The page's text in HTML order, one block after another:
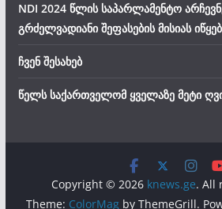
NDI 2024 წლის საპარლამენტო
გრძელვადიანი შეფასების მისიას
ჩვენ შესახებ
წელს საქართველომ ყველაზე მეტი
Copyright © 2026 knews.ge. All
Theme: ColorMagby ThemeGrill.